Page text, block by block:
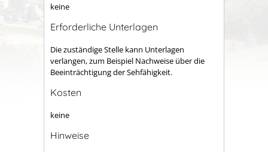
keine
Erforderliche Unterlagen
Die zuständige Stelle kann Unterlagen
verlangen, zum Beispiel Nachweise über die
Beeinträchtigung der Sehfähigkeit.
Kosten
keine
Hinweise